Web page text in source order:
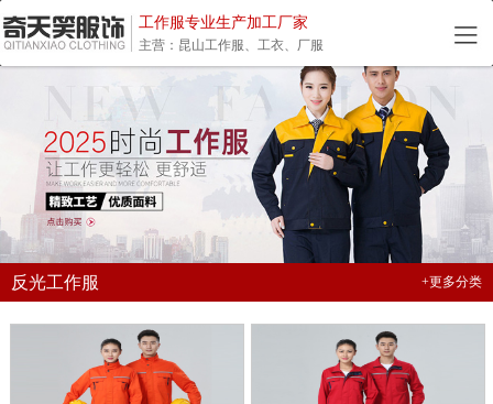
工作服专业生产加工厂家
主营：昆山工作服、工衣、厂服
反光工作服 +更多分类